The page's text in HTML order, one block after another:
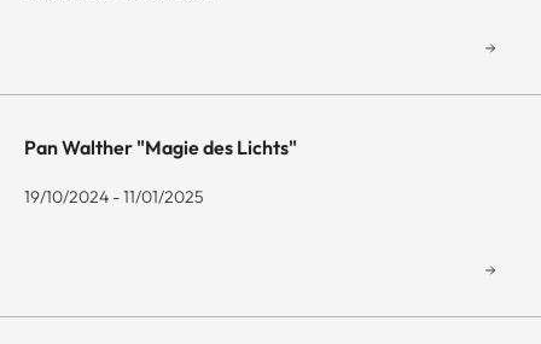
Pan Walther "Magie des Lichts"
19/10/2024 - 11/01/2025